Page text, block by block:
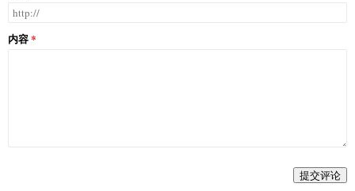
内容
提交评论